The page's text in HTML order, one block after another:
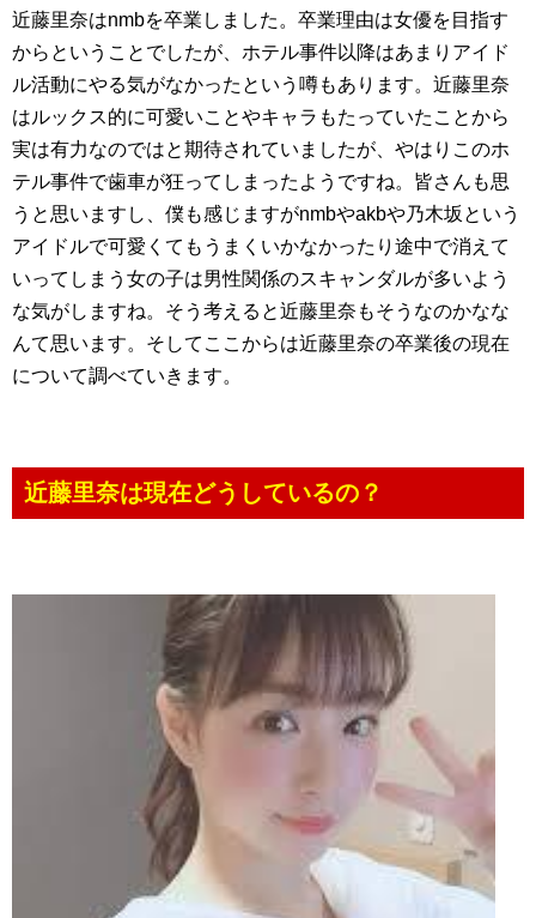
近藤里奈はnmbを卒業しました。卒業理由は女優を目指す
からということでしたが、ホテル事件以降はあまりアイド
ル活動にやる気がなかったという噂もあります。近藤里奈
はルックス的に可愛いことやキャラもたっていたことから
実は有力なのではと期待されていましたが、やはりこのホ
テル事件で歯車が狂ってしまったようですね。皆さんも思
うと思いますし、僕も感じますがnmbやakbや乃木坂という
アイドルで可愛くてもうまくいかなかったり途中で消えて
いってしまう女の子は男性関係のスキャンダルが多いよう
な気がしますね。そう考えると近藤里奈もそうなのかなな
んて思います。そしてここからは近藤里奈の卒業後の現在
について調べていきます。
近藤里奈は現在どうしているの？